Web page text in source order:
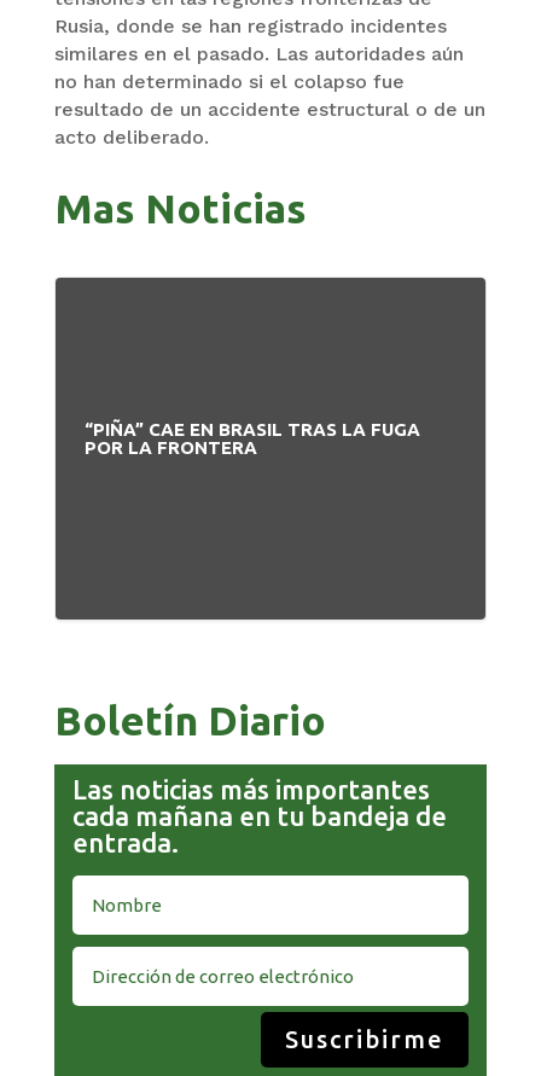
Rusia, donde se han registrado incidentes
similares en el pasado. Las autoridades aún
no han determinado si el colapso fue
resultado de un accidente estructural o de un
acto deliberado.
Mas Noticias
“PIÑA” CAE EN BRASIL TRAS LA FUGA
POR LA FRONTERA
Boletín Diario
Las noticias más importantes
cada mañana en tu bandeja de
entrada.
Suscribirme